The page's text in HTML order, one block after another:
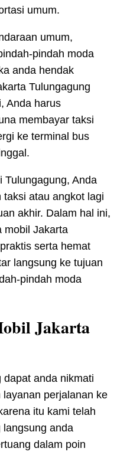
umum.
umum,
pindah moda
anda hendak
Tulungagung
Anda harus
membayar taksi
ke terminal bus
Tulungagung, Anda
atau angkot lagi
akhir. Dalam hal ini,
mobil Jakarta
serta hemat
langsung ke tujuan
pindah moda
Jakarta
anda nikmati
perjalanan ke
itu kami telah
langsung anda
dalam poin